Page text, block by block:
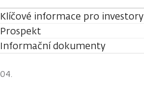
Klíčové informace pro investory
Prospekt
Informační dokumenty